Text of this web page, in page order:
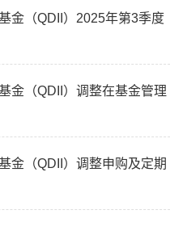
金（QDII）2025年第3季度
金（QDII）调整在基金管理
金（QDII）调整申购及定期